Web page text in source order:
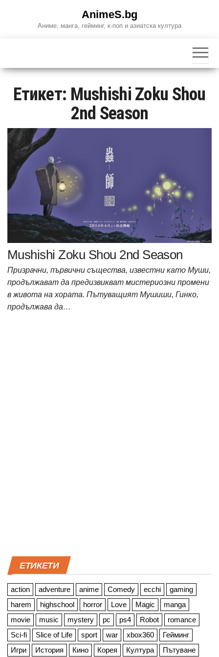
AnimeS.bg
Аниме, манга, гейминг, к-поп и азиатска култура
Етикет: Mushishi Zoku Shou
2nd Season
Mushishi Zoku Shou 2nd Season
Призрачни, първични същества, известни като Муши,
продължават да предизвикват мистериозни промени
в живота на хората. Пътуващият Мушиши, Гинко,
продължава да…
ЕТИКЕТИ
action adventure anime Comedy ecchi
gaming
harem
highschool horror Love Magic
manga
movie
music mystery pc ps4 Robot
romance
Sci-fi
Slice of Life sport war xbox360
Гейминг
Игри
История Кино Корея Култура Пътуване